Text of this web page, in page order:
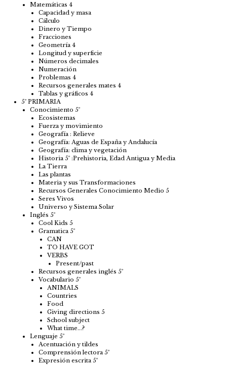
Matemáticas 4
Capacidad y masa
Cálculo
Dinero y Tiempo
Fracciones
Geometría 4
Longitud y superficie
Números decimales
Numeración
Problemas 4
Recursos generales mates 4
Tablas y gráficos 4
5º PRIMARIA
Conocimiento 5º
Ecosistemas
Fuerza y movimiento
Geografía : Relieve
Geografía: Aguas de España y Andalucía
Geografía: clima y vegetación
Historia 5º :Prehistoria, Edad Antigua y Media
La Tierra
Las plantas
Materia y sus Transformaciones
Recursos Generales Conocimiento Medio 5
Seres Vivos
Universo y Sistema Solar
Inglés 5º
Cool Kids 5
Gramatica 5º
CAN
TO HAVE GOT
VERBS
Present/past
Recursos generales inglés 5º
Vocabulario 5º
ANIMALS
Countries
Food
Giving directions 5
School subject
What time…?
Lenguaje 5º
Acentuación y tildes
Comprensión lectora 5º
Expresión escrita 5º